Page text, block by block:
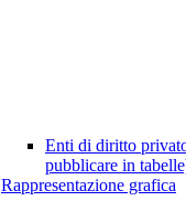
Enti di diritto
pubblicare in
Rappresentazione grafica